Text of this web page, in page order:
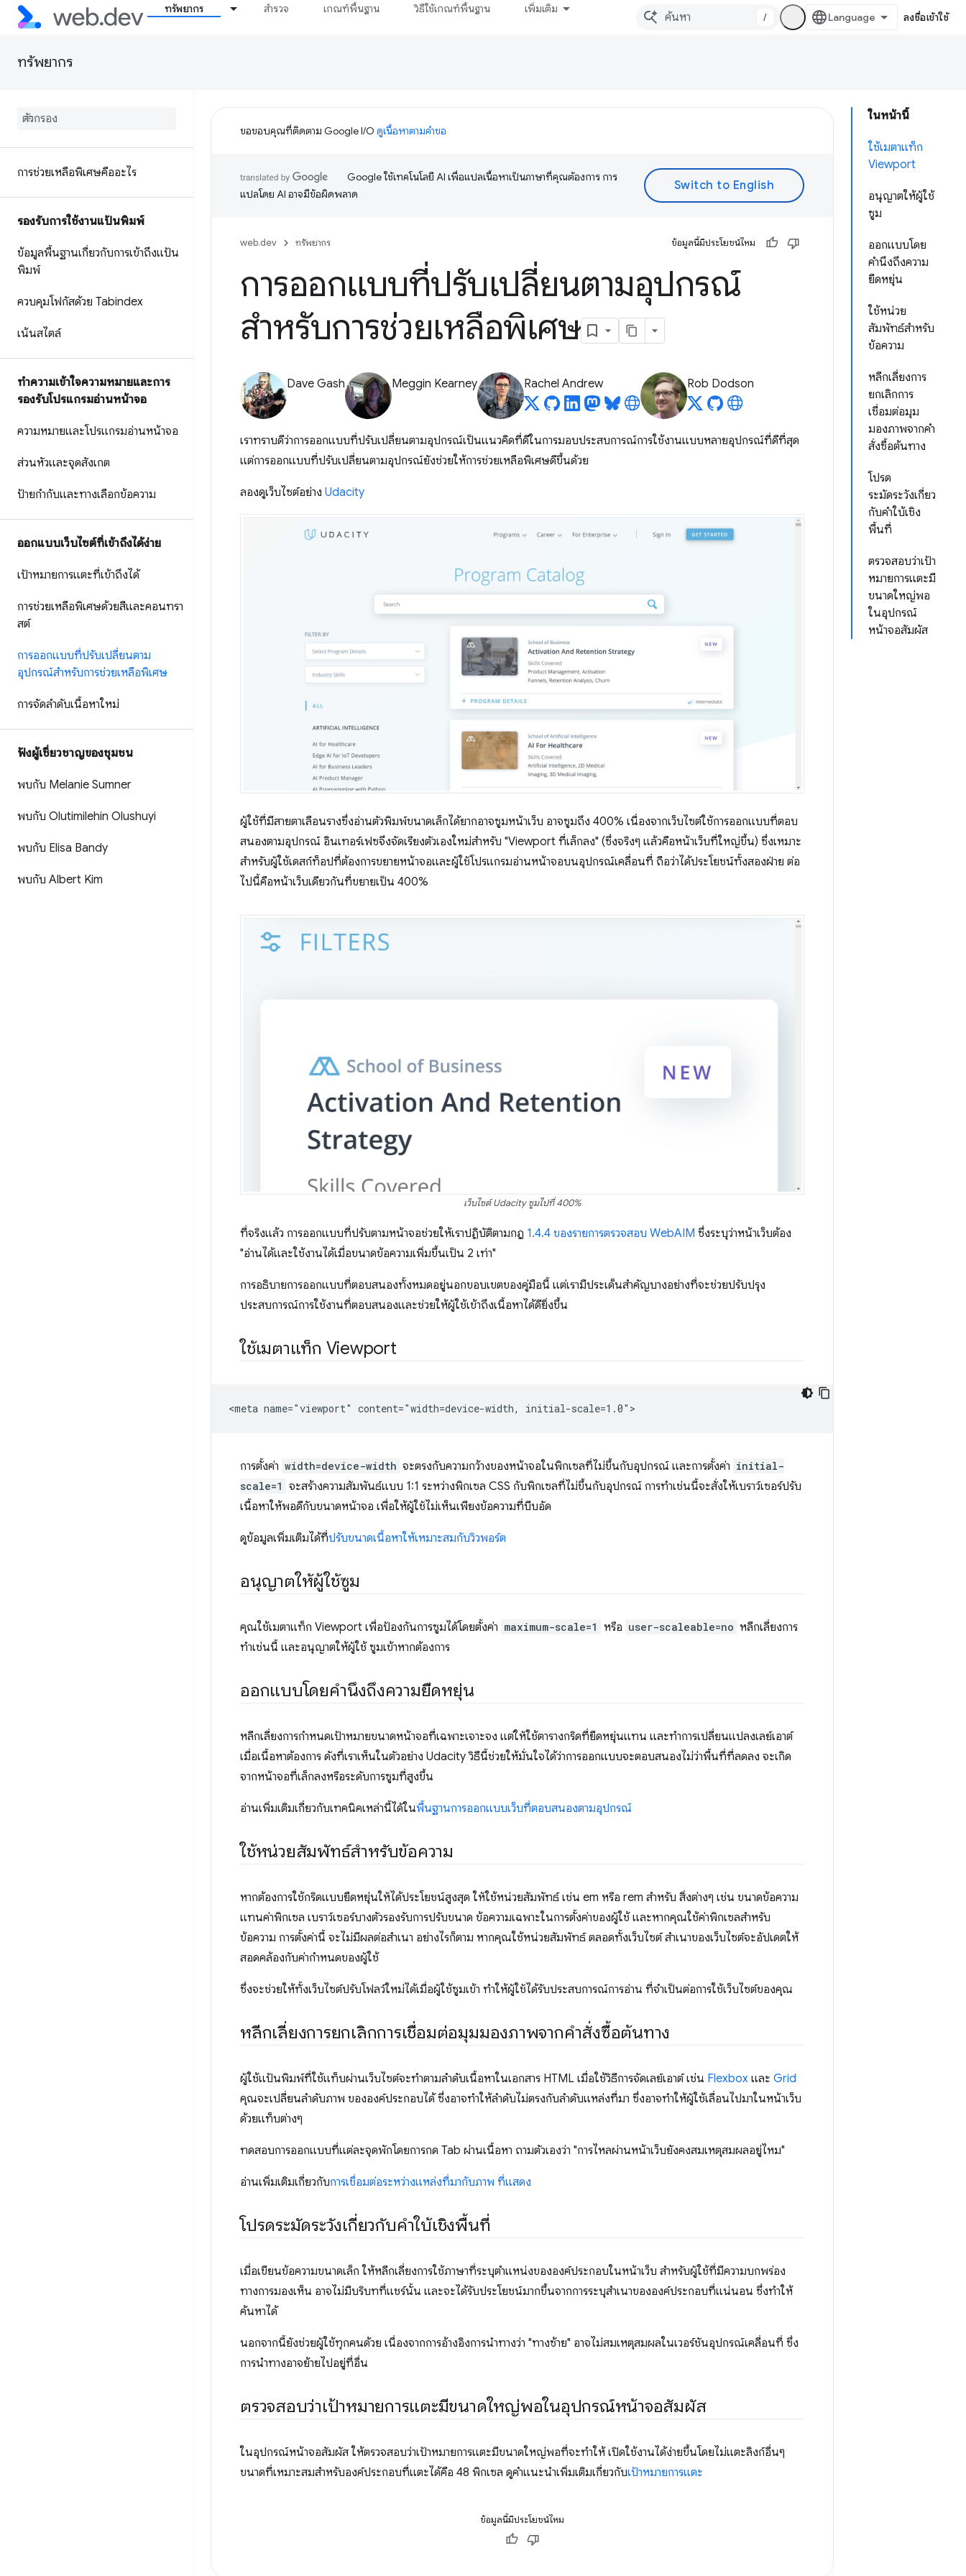
ทรัพยากร สำรวจ เกณฑ์พื้นฐาน วิธีใช้เกณฑ์พื้นฐาน เพิ่มเติม
/ ลงชื่อเข้าใช้
ทรัพยากร
การช่วยเหลือพิเศษคืออะไร
รองรับการใช้งานแป้นพิมพ์
ข้อมูลพื้นฐานเกี่ยวกับการเข้าถึงแป้น
พิมพ์
ควบคุมโฟกัสด้วย Tabindex
เน้นสไตล์
ทำความเข้าใจความหมายและการ
รองรับโปรแกรมอ่านหน้าจอ
ความหมายและโปรแกรมอ่านหน้าจอ
ส่วนหัวและจุดสังเกต
ป้ายกำกับและทางเลือกข้อความ
ออกแบบเว็บไซต์ที่เข้าถึงได้ง่าย
เป้าหมายการแตะที่เข้าถึงได้
การช่วยเหลือพิเศษด้วยสีและคอนทรา
สต์
การออกแบบที่ปรับเปลี่ยนตาม
อุปกรณ์สำหรับการช่วยเหลือพิเศษ
การจัดลําดับเนื้อหาใหม่
ฟังผู้เชี่ยวชาญของชุมชน
พบกับ Melanie Sumner
พบกับ Olutimilehin Olushuyi
พบกับ Elisa Bandy
พบกับ Albert Kim
ในหน้านี้
ใช้เมตาแท็ก
Viewport
อนุญาตให้ผู้ใช้
ซูม
ออกแบบโดย
คำนึงถึงความ
ยืดหยุ่น
ใช้หน่วย
สัมพัทธ์สำหรับ
ข้อความ
หลีกเลี่ยงการ
ยกเลิกการ
เชื่อมต่อมุม
มองภาพจากคำ
สั่งซื้อต้นทาง
โปรด
ระมัดระวังเกี่ยว
กับคำใบ้เชิง
พื้นที่
ตรวจสอบว่าเป้า
หมายการแตะมี
ขนาดใหญ่พอ
ในอุปกรณ์
หน้าจอสัมผัส
ขอขอบคุณที่ติดตาม Google I/O ดูเนื้อหาตามคำขอ
Google ใช้เทคโนโลยี AI เพื่อแปลเนื้อหาเป็นภาษาที่คุณต้องการ การ
แปลโดย AI อาจมีข้อผิดพลาด
web.dev ทรัพยากร ข้อมูลนี้มีประโยชน์ไหม
การออกแบบที่ปรับเปลี่ยนตามอุปกรณ์
สำหรับการช่วยเหลือพิเศษ
Dave Gash Meggin Kearney Rachel Andrew Rob Dodson
เราทราบดีว่าการออกแบบที่ปรับเปลี่ยนตามอุปกรณ์เป็นแนวคิดที่ดีในการมอบประสบการณ์การใช้งานแบบหลายอุปกรณ์ที่ดีที่สุด
แต่การออกแบบที่ปรับเปลี่ยนตามอุปกรณ์ยังช่วยให้การช่วยเหลือพิเศษดีขึ้นด้วย
ลองดูเว็บไซต์อย่าง Udacity
ผู้ใช้ที่มีสายตาเลือนรางซึ่งอ่านตัวพิมพ์ขนาดเล็กได้ยากอาจซูมหน้าเว็บ อาจซูมถึง 400% เนื่องจากเว็บไซต์ใช้การออกแบบที่ตอบ
สนองตามอุปกรณ์ อินเทอร์เฟซจึงจัดเรียงตัวเองใหม่สำหรับ "Viewport ที่เล็กลง" (ซึ่งจริงๆ แล้วคือหน้าเว็บที่ใหญ่ขึ้น) ซึ่งเหมาะ
สำหรับผู้ใช้เดสก์ท็อปที่ต้องการขยายหน้าจอและผู้ใช้โปรแกรมอ่านหน้าจอบนอุปกรณ์เคลื่อนที่ ถือว่าได้ประโยชน์ทั้งสองฝ่าย ต่อ
ไปนี้คือหน้าเว็บเดียวกันที่ขยายเป็น 400%
เว็บไซต์ Udacity ซูมไปที่ 400%
ที่จริงแล้ว การออกแบบที่ปรับตามหน้าจอช่วยให้เราปฏิบัติตามกฎ 1.4.4 ของรายการตรวจสอบ WebAIM ซึ่งระบุว่าหน้าเว็บต้อง
"อ่านได้และใช้งานได้เมื่อขนาดข้อความเพิ่มขึ้นเป็น 2 เท่า"
การอธิบายการออกแบบที่ตอบสนองทั้งหมดอยู่นอกขอบเขตของคู่มือนี้ แต่เรามีประเด็นสำคัญบางอย่างที่จะช่วยปรับปรุง
ประสบการณ์การใช้งานที่ตอบสนองและช่วยให้ผู้ใช้เข้าถึงเนื้อหาได้ดียิ่งขึ้น
ใช้เมตาแท็ก Viewport
การตั้งค่า width=device-width จะตรงกับความกว้างของหน้าจอในพิกเซลที่ไม่ขึ้นกับอุปกรณ์ และการตั้งค่า initial-
scale=1 จะสร้างความสัมพันธ์แบบ 1:1 ระหว่างพิกเซล CSS กับพิกเซลที่ไม่ขึ้นกับอุปกรณ์ การทำเช่นนี้จะสั่งให้เบราว์เซอร์ปรับ
เนื้อหาให้พอดีกับขนาดหน้าจอ เพื่อให้ผู้ใช้ไม่เห็นเพียงข้อความที่บีบอัด
ดูข้อมูลเพิ่มเติมได้ที่ปรับขนาดเนื้อหาให้เหมาะสมกับวิวพอร์ต
อนุญาตให้ผู้ใช้ซูม
คุณใช้เมตาแท็ก Viewport เพื่อป้องกันการซูมได้โดยตั้งค่า maximum-scale=1 หรือ user-scaleable=no หลีกเลี่ยงการ
ทำเช่นนี้ และอนุญาตให้ผู้ใช้ ซูมเข้าหากต้องการ
ออกแบบโดยคำนึงถึงความยืดหยุ่น
หลีกเลี่ยงการกำหนดเป้าหมายขนาดหน้าจอที่เฉพาะเจาะจง แต่ให้ใช้ตารางกริดที่ยืดหยุ่นแทน และทำการเปลี่ยนแปลงเลย์เอาต์
เมื่อเนื้อหาต้องการ ดังที่เราเห็นในตัวอย่าง Udacity วิธีนี้ช่วยให้มั่นใจได้ว่าการออกแบบจะตอบสนองไม่ว่าพื้นที่ที่ลดลง จะเกิด
จากหน้าจอที่เล็กลงหรือระดับการซูมที่สูงขึ้น
อ่านเพิ่มเติมเกี่ยวกับเทคนิคเหล่านี้ได้ในพื้นฐานการออกแบบเว็บที่ตอบสนองตามอุปกรณ์
ใช้หน่วยสัมพัทธ์สำหรับข้อความ
หากต้องการใช้กริดแบบยืดหยุ่นให้ได้ประโยชน์สูงสุด ให้ใช้หน่วยสัมพัทธ์ เช่น em หรือ rem สำหรับ สิ่งต่างๆ เช่น ขนาดข้อความ
แทนค่าพิกเซล เบราว์เซอร์บางตัวรองรับการปรับขนาด ข้อความเฉพาะในการตั้งค่าของผู้ใช้ และหากคุณใช้ค่าพิกเซลสำหรับ
ข้อความ การตั้งค่านี้ จะไม่มีผลต่อสำเนา อย่างไรก็ตาม หากคุณใช้หน่วยสัมพัทธ์ ตลอดทั้งเว็บไซต์ สำเนาของเว็บไซต์จะอัปเดตให้
สอดคล้องกับค่ากำหนดของผู้ใช้
ซึ่งจะช่วยให้ทั้งเว็บไซต์ปรับโฟลว์ใหม่ได้เมื่อผู้ใช้ซูมเข้า ทำให้ผู้ใช้ได้รับประสบการณ์การอ่าน ที่จำเป็นต่อการใช้เว็บไซต์ของคุณ
หลีกเลี่ยงการยกเลิกการเชื่อมต่อมุมมองภาพจากคำสั่งซื้อต้นทาง
ผู้ใช้แป้นพิมพ์ที่ใช้แท็บผ่านเว็บไซต์จะทำตามลำดับเนื้อหาในเอกสาร HTML เมื่อใช้วิธีการจัดเลย์เอาต์ เช่น Flexbox และ Grid
คุณจะเปลี่ยนลำดับภาพ ขององค์ประกอบได้ ซึ่งอาจทำให้ลำดับไม่ตรงกับลำดับแหล่งที่มา ซึ่งอาจทำให้ผู้ใช้เลื่อนไปมาในหน้าเว็บ
ด้วยแท็บต่างๆ
ทดสอบการออกแบบที่แต่ละจุดพักโดยการกด Tab ผ่านเนื้อหา ถามตัวเองว่า "การไหลผ่านหน้าเว็บยังคงสมเหตุสมผลอยู่ไหม"
อ่านเพิ่มเติมเกี่ยวกับการเชื่อมต่อระหว่างแหล่งที่มากับภาพ ที่แสดง
โปรดระมัดระวังเกี่ยวกับคำใบ้เชิงพื้นที่
เมื่อเขียนข้อความขนาดเล็ก ให้หลีกเลี่ยงการใช้ภาษาที่ระบุตำแหน่งขององค์ประกอบในหน้าเว็บ สำหรับผู้ใช้ที่มีความบกพร่อง
ทางการมองเห็น อาจไม่มีบริบทที่แชร์นั้น และจะได้รับประโยชน์มากขึ้นจากการระบุสำเนาขององค์ประกอบที่แน่นอน ซึ่งทำให้
ค้นหาได้
นอกจากนี้ยังช่วยผู้ใช้ทุกคนด้วย เนื่องจากการอ้างอิงการนำทางว่า "ทางซ้าย" อาจไม่สมเหตุสมผลในเวอร์ชันอุปกรณ์เคลื่อนที่ ซึ่ง
การนำทางอาจย้ายไปอยู่ที่อื่น
ตรวจสอบว่าเป้าหมายการแตะมีขนาดใหญ่พอในอุปกรณ์หน้าจอสัมผัส
ในอุปกรณ์หน้าจอสัมผัส ให้ตรวจสอบว่าเป้าหมายการแตะมีขนาดใหญ่พอที่จะทำให้ เปิดใช้งานได้ง่ายขึ้นโดยไม่แตะลิงก์อื่นๆ
ขนาดที่เหมาะสมสำหรับองค์ประกอบที่แตะได้คือ 48 พิกเซล ดูคำแนะนำเพิ่มเติมเกี่ยวกับเป้าหมายการแตะ
ข้อมูลนี้มีประโยชน์ไหม